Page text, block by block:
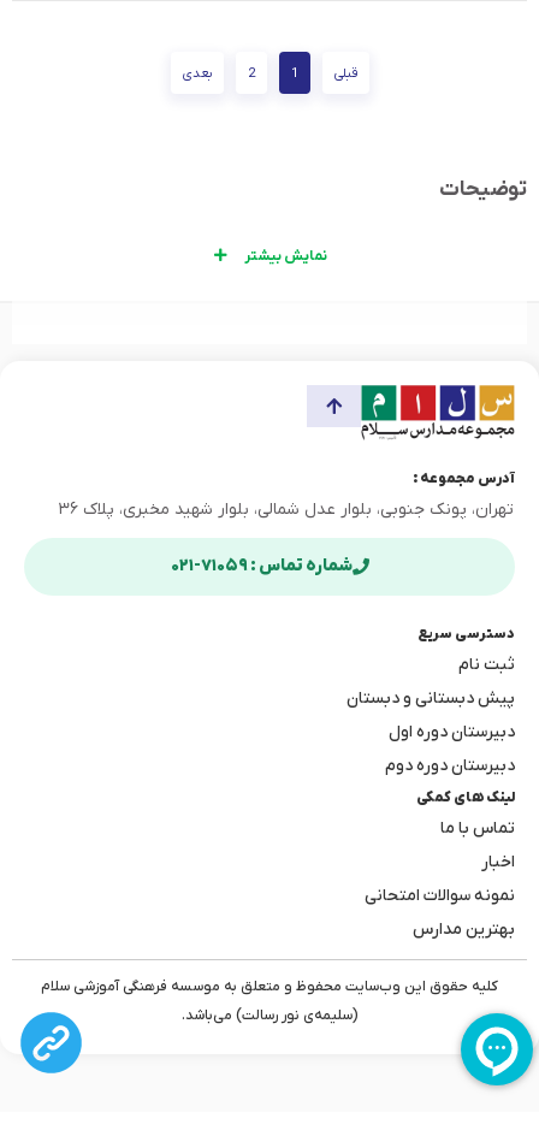
قبلی 1
2 بعدی
توضیحات
نمایش بیشتر
آدرس مجموعه :
تهران، پونک جنوبی، بلوار عدل شمالی، بلوار شهید مخبری، پلاک ۳۶
شماره تماس : ۷۱۰۵۹-۰۲۱
دسترسی سریع
ثبت نام
پیش دبستانی و دبستان
دبیرستان دوره اول
دبیرستان دوره دوم
لینک های کمکی
تماس با ما
اخبار
نمونه سوالات امتحانی
بهترین مدارس
کلیه حقوق این وب‌سایت محفوظ و متعلق به موسسه فرهنگی آموزشی سلام
(سلیمه‌ی نور رسالت) می‌باشد.